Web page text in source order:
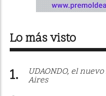
Lo más visto
UDAONDO, el
Aires